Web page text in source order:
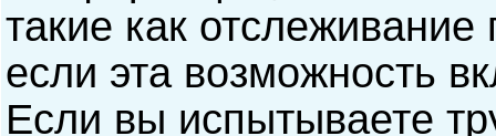
такие как
если эта возможность
Если вы испытываете